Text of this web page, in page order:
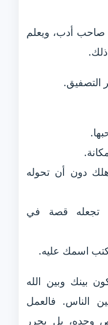
صاحب أدب، ويعلم
التصفيق.
دون أن تحوله
تجعله قصة في
اسمك عليه.
بينك وبين الله
الناس. فالعمل
وحده، بل يحرر